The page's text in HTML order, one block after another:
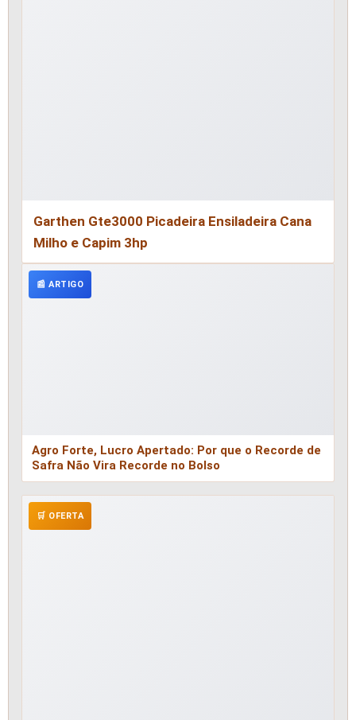
Garthen Gte3000 Picadeira Ensiladeira Cana
Milho e Capim 3hp
📰 ARTIGO
Agro Forte, Lucro Apertado: Por que o Recorde de
Safra Não Vira Recorde no Bolso
🛒 OFERTA